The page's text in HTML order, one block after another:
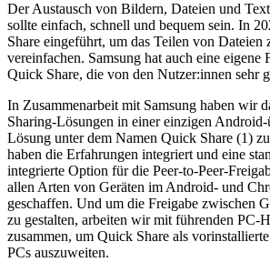
Der Austausch von Bildern, Dateien und
sollte einfach, schnell und bequem sein. In
Share eingeführt, um das Teilen von Dateien
vereinfachen. Samsung hat auch eine eigene
Quick Share, die von den Nutzer:innen sehr
In Zusammenarbeit mit Samsung haben wir
Sharing-Lösungen in einer einzigen Android-
Lösung unter dem Namen Quick Share (1)
haben die Erfahrungen integriert und eine
integrierte Option für die Peer-to-Peer-
allen Arten von Geräten im Android- und
geschaffen. Und um die Freigabe zwischen
zu gestalten, arbeiten wir mit führenden PC-
zusammen, um Quick Share als
PCs auszuweiten.